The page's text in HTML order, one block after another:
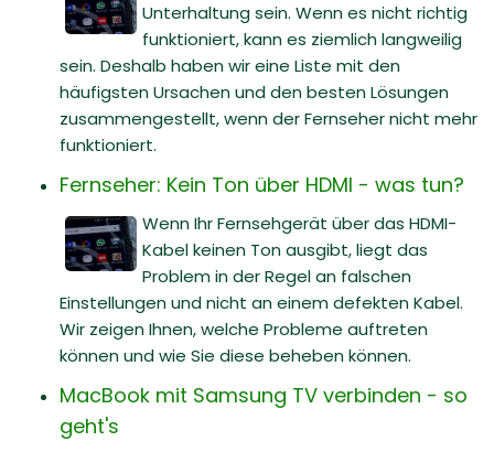
Unterhaltung sein. Wenn es nicht richtig
funktioniert, kann es ziemlich langweilig
sein. Deshalb haben wir eine Liste mit den
häufigsten Ursachen und den besten Lösungen
zusammengestellt, wenn der Fernseher nicht mehr
funktioniert.
Fernseher: Kein Ton über HDMI - was tun?
Wenn Ihr Fernsehgerät über das HDMI-
Kabel keinen Ton ausgibt, liegt das
Problem in der Regel an falschen
Einstellungen und nicht an einem defekten Kabel.
Wir zeigen Ihnen, welche Probleme auftreten
können und wie Sie diese beheben können.
MacBook mit Samsung TV verbinden - so
geht's